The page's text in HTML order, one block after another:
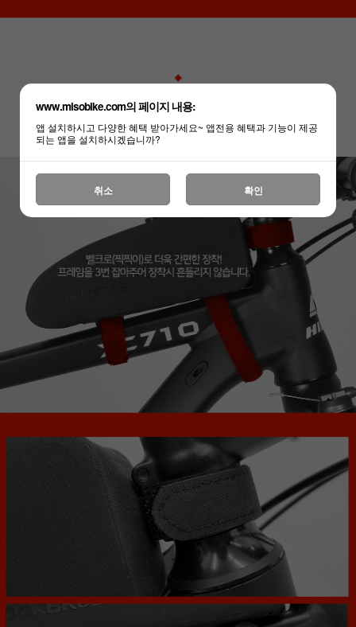
www.misobike.com의 페이지 내용:
앱 설치하시고 다양한 혜택 받아가세요~ 앱전용 혜택과 기능이 제공
되는 앱을 설치하시겠습니까?
취소 확인